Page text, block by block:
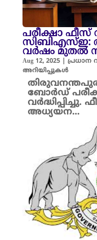
പരീക്ഷാ ഫീസ്
സിബിഎസ്ഇ:
വർഷം മുതൽ
Aug 12, 2025| പ്രധാന
അറിയിപ്പുകൾ
ബോർഡ്
അധ്യയന...